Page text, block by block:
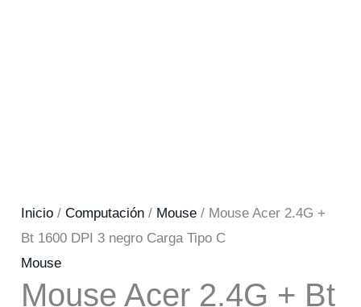
Inicio /Computación / Mouse / Mouse Acer 2.4G +
Bt 1600 DPI 3 negro Carga Tipo C
Mouse
Mouse Acer 2.4G + Bt